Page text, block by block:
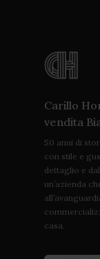
Carillo
vendita
50 anni di
con stile e
dettaglio e
un’azienda
casa.